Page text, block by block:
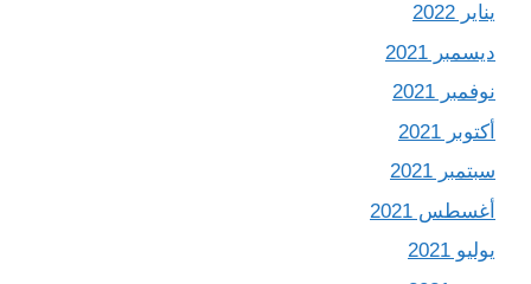
يناير 2022
ديسمبر 2021
نوفمبر 2021
أكتوبر 2021
سبتمبر 2021
أغسطس 2021
يوليو 2021